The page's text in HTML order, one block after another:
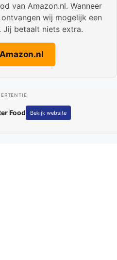
van Amazon.nl. Wanneer
wij mogelijk een
Jij betaalt niets extra.
Food Bekijk website